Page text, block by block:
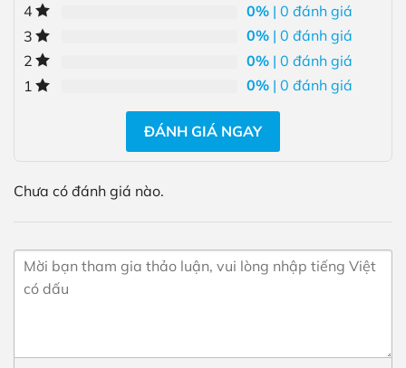
4
0% | 0 đánh giá
3
0% | 0 đánh giá
2
0% | 0 đánh giá
1
0% | 0 đánh giá
ĐÁNH GIÁ NGAY
Chưa có đánh giá nào.